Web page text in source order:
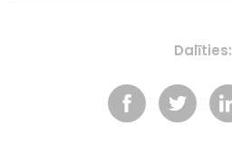
Dalīties: